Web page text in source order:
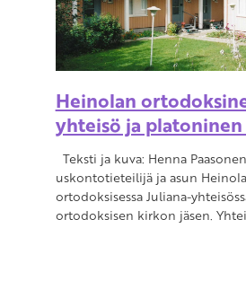
Heinolan
yhteisö ja
Teksti ja kuva: Henna
uskontotieteilijä ja asun
ortodoksisessa Juliana-
ortodoksisen kirkon jäsen.